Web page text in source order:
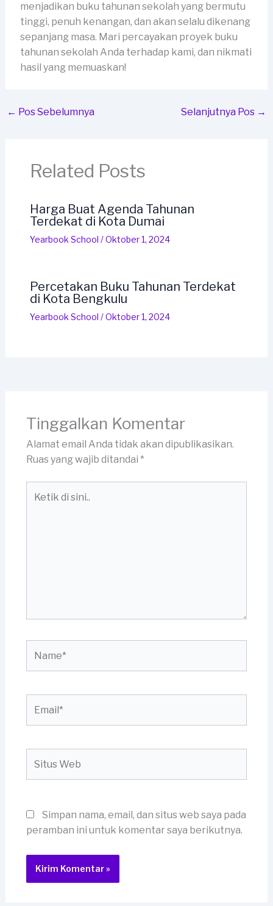
menjadikan buku tahunan sekolah yang bermutu
tinggi, penuh kenangan, dan akan selalu dikenang
sepanjang masa. Mari percayakan proyek buku
tahunan sekolah Anda terhadap kami, dan nikmati
hasil yang memuaskan!
← Pos Sebelumnya Selanjutnya Pos →
Related Posts
Harga Buat Agenda Tahunan
Terdekat di Kota Dumai
Yearbook School /Oktober 1, 2024
Percetakan Buku Tahunan Terdekat
di Kota Bengkulu
Yearbook School /Oktober 1, 2024
Tinggalkan Komentar
Alamat email Anda tidak akan dipublikasikan.
Ruas yang wajib ditandai *
Web
Simpan nama, email, dan situs web saya pada
peramban ini untuk komentar saya berikutnya.